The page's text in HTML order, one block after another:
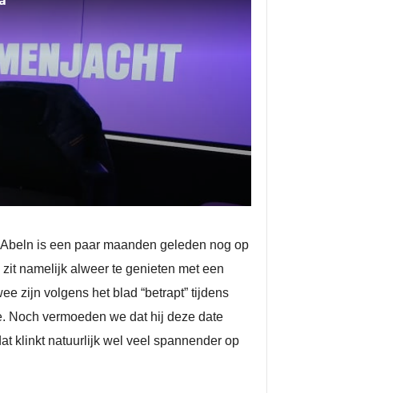
is een paar maanden geleden nog op
namelijk alweer te genieten met een
zijn volgens het blad “betrapt” tijdens
Noch vermoeden we dat hij deze date
klinkt natuurlijk wel veel spannender op